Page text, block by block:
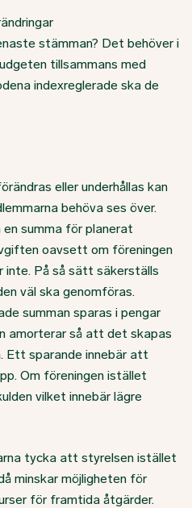
stämman? Det behöver i
tillsammans med
indexreglerade ska de
eller underhållas kan
behöva ses över.
en summa för planerat
oavsett om föreningen
inte. På så sätt säkerställs
väl ska genomföras.
summan sparas i pengar
amorterar så att det skapas
Ett sparande innebär att
Om föreningen istället
vilket innebär lägre
tycka att styrelsen istället
minskar möjligheten för
för framtida åtgärder.